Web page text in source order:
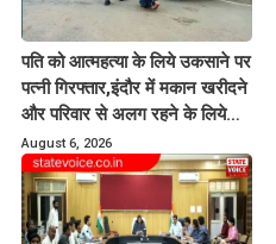
पति को आत्महत्या के लिये उकसाने पर
पत्नी गिरफ्तार,इंदौर में मकान खरीदने
और परिवार से अलग रहने के लिये
करती थी प्रताड़ित
August 6, 2026